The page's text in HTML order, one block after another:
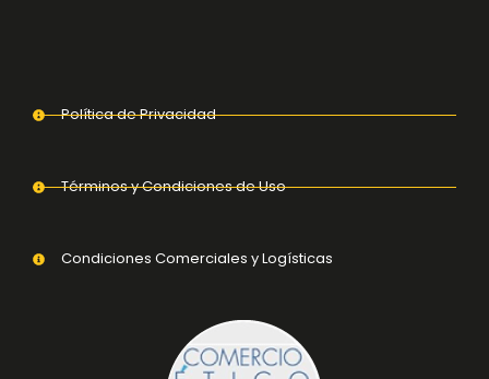
Política de Privacidad
Términos y Condiciones de Uso
Condiciones Comerciales y Logísticas